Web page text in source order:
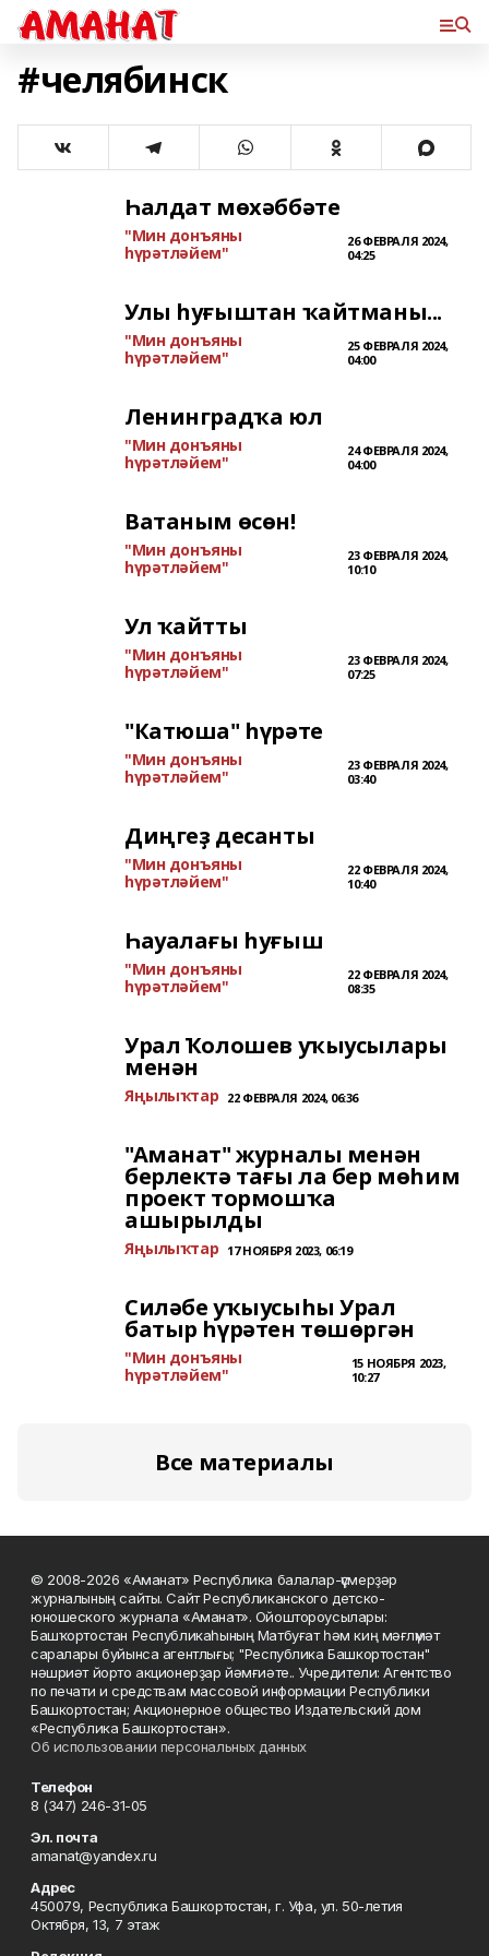
#челябинск
Һалдат мөхәббәте
"Мин донъяны
һүрәтләйем"
26 ФЕВРАЛЯ 2024,
04:25
Улы һуғыштан ҡайтманы...
"Мин донъяны
һүрәтләйем"
25 ФЕВРАЛЯ 2024,
04:00
Ленинградҡа юл
"Мин донъяны
һүрәтләйем"
24 ФЕВРАЛЯ 2024,
04:00
Ватаным өсөн!
"Мин донъяны
һүрәтләйем"
23 ФЕВРАЛЯ 2024,
10:10
Ул ҡайтты
"Мин донъяны
һүрәтләйем"
23 ФЕВРАЛЯ 2024,
07:25
"Катюша" һүрәте
"Мин донъяны
һүрәтләйем"
23 ФЕВРАЛЯ 2024,
03:40
Диңгеҙ десанты
"Мин донъяны
һүрәтләйем"
22 ФЕВРАЛЯ 2024,
10:40
Һауалағы һуғыш
"Мин донъяны
һүрәтләйем"
22 ФЕВРАЛЯ 2024,
08:35
Урал Ҡолошев уҡыусылары
менән
Яңылыҡтар 22 ФЕВРАЛЯ 2024, 06:36
"Аманат" журналы менән
берлектә тағы ла бер мөһим
проект тормошҡа
ашырылды
Яңылыҡтар 17 НОЯБРЯ 2023, 06:19
Силәбе уҡыусыһы Урал
батыр һүрәтен төшөргән
"Мин донъяны
һүрәтләйем"
15 НОЯБРЯ 2023,
10:27
Все материалы
© 2008-2026 «Аманат» Республика балалар-үҫмерҙәр
журналының сайты. Сайт Республиканского детско-
юношеского журнала «Аманат». Ойоштороусылары:
Башҡортостан Республикаһының Матбуғат һәм киң мәғлүмәт
саралары буйынса агентлығы; "Республика Башкортостан"
нәшриәт йорто акционерҙар йәмғиәте.. Учредители: Агентство
по печати и средствам массовой информации Республики
Башкортостан; Акционерное общество Издательский дом
«Республика Башкортостан».
Об использовании персональных данных
Телефон
8 (347) 246-31-05
Эл. почта
amanat@yandex.ru
Адрес
450079, Республика Башкортостан, г. Уфа, ул. 50-летия
Октября, 13, 7 этаж